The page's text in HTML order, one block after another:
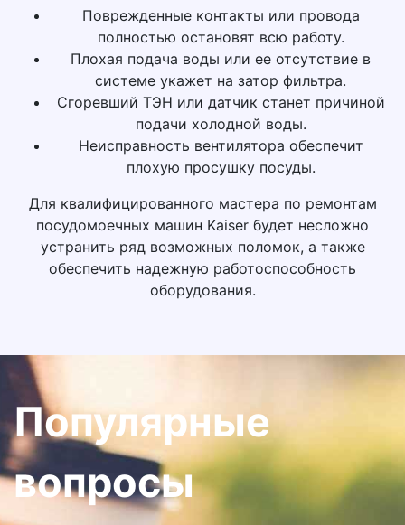
Поврежденные контакты или провода
полностью остановят всю работу.
Плохая подача воды или ее отсутствие в
системе укажет на затор фильтра.
Сгоревший ТЭН или датчик станет причиной
подачи холодной воды.
Неисправность вентилятора обеспечит
плохую просушку посуды.
Для квалифицированного мастера по ремонтам
посудомоечных машин Kaiser будет несложно
устранить ряд возможных поломок, а также
обеспечить надежную работоспособность
оборудования.
Популярные
вопросы